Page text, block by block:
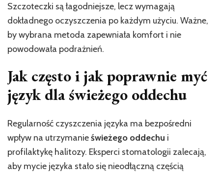
Szczoteczki są łagodniejsze, lecz wymagają
dokładnego oczyszczenia po każdym użyciu. Ważne,
by wybrana metoda zapewniała komfort i nie
powodowała podrażnień.
Jak często i jak poprawnie myć
język dla świeżego oddechu
Regularność czyszczenia języka ma bezpośredni
wpływ na utrzymanieświeżego oddechu i
profilaktykę halitozy. Eksperci stomatologii zalecają,
aby mycie języka stało się nieodłączną częścią